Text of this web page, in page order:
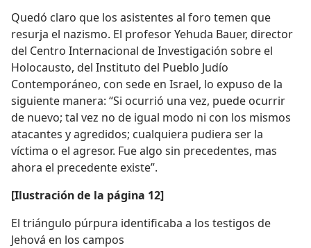
Quedó claro que los asistentes al foro temen que
resurja el nazismo. El profesor Yehuda Bauer, director
del Centro Internacional de Investigación sobre el
Holocausto, del Instituto del Pueblo Judío
Contemporáneo, con sede en Israel, lo expuso de la
siguiente manera: “Si ocurrió una vez, puede ocurrir
de nuevo; tal vez no de igual modo ni con los mismos
atacantes y agredidos; cualquiera pudiera ser la
víctima o el agresor. Fue algo sin precedentes, mas
ahora el precedente existe”.
[Ilustración de la página 12]
El triángulo púrpura identificaba a los testigos de
Jehová en los campos